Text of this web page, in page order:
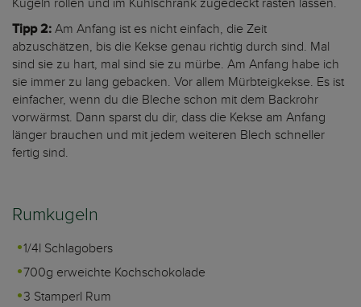
Kugeln rollen und im Kühlschrank zugedeckt rasten lassen.
Tipp 2: Am Anfang ist es nicht einfach, die Zeit
abzuschätzen, bis die Kekse genau richtig durch sind. Mal
sind sie zu hart, mal sind sie zu mürbe. Am Anfang habe ich
sie immer zu lang gebacken. Vor allem Mürbteigkekse. Es ist
einfacher, wenn du die Bleche schon mit dem Backrohr
vorwärmst. Dann sparst du dir, dass die Kekse am Anfang
länger brauchen und mit jedem weiteren Blech schneller
fertig sind.
Rumkugeln
1/4l Schlagobers
700g erweichte Kochschokolade
3 Stamperl Rum